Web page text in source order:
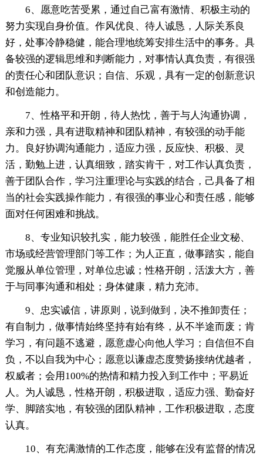
6、愿意吃苦受累，通过自己富有激情、积极主动的
努力实现自身价值。作风优良、待人诚恳，人际关系良
好，处事冷静稳健，能合理地统筹安排生活中的事务。具
备较强的逻辑思维和判断能力，对事情认真负责，有很强
的责任心和团队意识；自信、乐观，具有一定的创新意识
和创造能力。
7、性格平和开朗，待人热忱，善于与人沟通协调，
亲和力强，具有进取精神和团队精神，有较强的动手能
力。良好协调沟通能力，适应力强，反应快、积极、灵
活，勤勉上进，认真细致，踏实肯干，对工作认真负责，
善于团队合作，学习注重理论与实践的结合，己具备了相
当的社会实践操作能力，有很强的事业心和责任感，能够
面对任何困难和挑战。
8、专业知识较扎实，能力较强，能胜任企业文秘、
市场或经营管理部门等工作；为人正直，做事踏实，能自
觉服从单位管理，对单位忠诚；性格开朗，活泼大方，善
于与同事沟通和相处；身体健康，精力充沛。
9、忠实诚信，讲原则，说到做到，决不推卸责任；
有自制力，做事情始终坚持有始有终，从不半途而废；肯
学习，有问题不逃避，愿意虚心向他人学习；自信但不自
负，不以自我为中心；愿意以谦虚态度赞扬接纳优越者，
权威者；会用100%的热情和精力投入到工作中；平易近
人。为人诚恳，性格开朗，积极进取，适应力强、勤奋好
学、脚踏实地，有较强的团队精神，工作积极进取，态度
认真。
10、有充满激情的工作态度，能够在没有监督的情况